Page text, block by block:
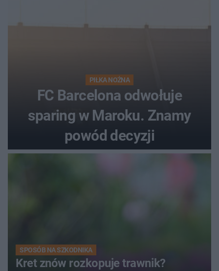
PIŁKA NOŻNA
FC Barcelona odwołuje
sparing w Maroku. Znamy
powód decyzji
SPOSÓB NA SZKODNIKA
Kret znów rozkopuje trawnik?